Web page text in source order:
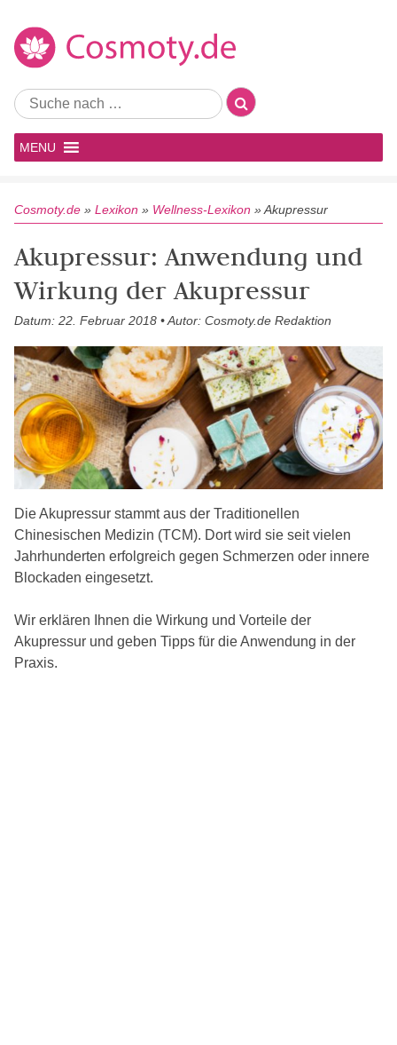
MENU
Cosmoty.de » Lexikon » Wellness-Lexikon »Akupressur
Akupressur: Anwendung und
Wirkung der Akupressur
Datum: 22. Februar 2018 • Autor: Cosmoty.de Redaktion
Die Akupressur stammt aus der Traditionellen
Chinesischen Medizin (TCM). Dort wird sie seit vielen
Jahrhunderten erfolgreich gegen Schmerzen oder innere
Blockaden eingesetzt.
Wir erklären Ihnen die Wirkung und Vorteile der
Akupressur und geben Tipps für die Anwendung in der
Praxis.